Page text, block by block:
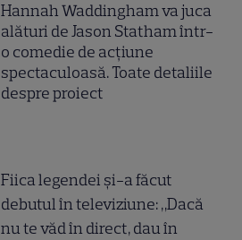
Hannah Waddingham va juca
alături de Jason Statham într-
o comedie de acțiune
spectaculoasă. Toate detaliile
despre proiect
Fiica legendei și-a făcut
debutul în televiziune: „Dacă
nu te văd în direct, dau în